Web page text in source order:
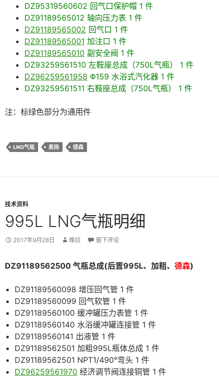
DZ95319560602 回气口保护帽 1 件
DZ91189565012 轴向压力表 1 件
DZ91189565002 回气口 1 件
DZ91189565001 加注口 1 件
DZ91189565010 副安全阀 1 件
DZ93259561510 左鞍座总成（750L气瓶） 1 件
DZ96259561958 Φ159 水浴式汽化器 1 件
DZ93259561511 右鞍座总成（750L气瓶） 1 件
注：标绿色部分为通用件
LNG气瓶 奥扬 德森
技术资料
995L LNG气瓶明细
2017年9月28日 维拉 留下评论
DZ91189562500 气瓶总成(后置995L、加粗、 德森)
DZ91189560098 增压回气管 1 件
DZ91189560099 回气软管 1 件
DZ91189560100 缓冲罐压力表管 1 件
DZ91189560140 水浴缓冲罐连接管 1 件
DZ91189560141 出液管 1 件
DZ91189562501 加粗995L瓶体总成 1 件
DZ91189562501 NPT1/490°弯头 1 件
DZ96259561970 经济调节阀连接铜管 1 件